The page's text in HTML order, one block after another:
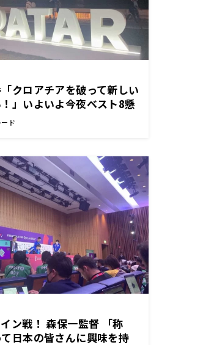
クロアチアを破って新しい
」いよいよ今夜ベスト8懸
戦
ド
ン戦！ 森保一監督 「称
日本の皆さんに興味を持